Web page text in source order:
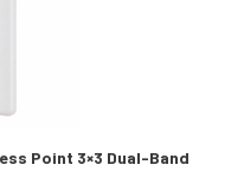
Point 3×3 Dual-Band